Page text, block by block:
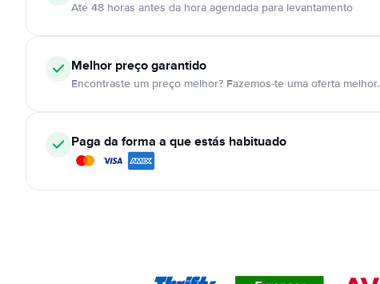
Até 48 horas antes da hora agendada para levantamento
Melhor preço garantido
Encontraste um preço melhor? Fazemos-te uma oferta melhor.
Paga da forma a que estás habituado